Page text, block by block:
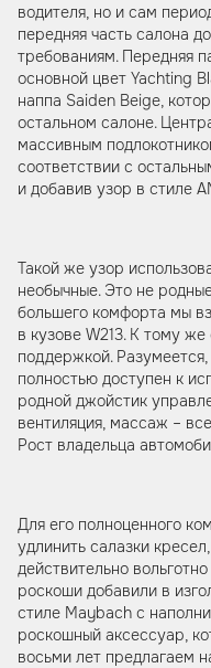
водителя, но и сам
передняя часть салона
требованиям. Передняя
основной цвет Yachting
наппа Saiden Beige,
остальном салоне.
массивным
соответствии с
и добавив узор в стиле
Такой же узор
необычные. Это не
большего комфорта мы
в кузове W213. К тому
поддержкой.
полностью доступен к
родной джойстик
вентиляция, массаж –
Рост владельца
Для его полноценного
удлинить салазки
действительно
роскоши добавили в
стиле Maybach с
роскошный аксессуар,
восьми лет предлагаем